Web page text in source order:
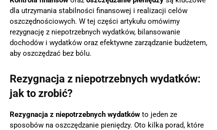
dla utrzymania stabilności finansowej i realizacji celów
oszczędnościowych. W tej części artykułu omówimy
rezygnację z niepotrzebnych wydatków, bilansowanie
dochodów i wydatków oraz efektywne zarządzanie budżetem,
aby oszczędzać bez bólu.
Rezygnacja z niepotrzebnych wydatków:
jak to zrobić?
Rezygnacja z niepotrzebnych wydatków to jeden ze
sposobów na oszczędzanie pieniędzy. Oto kilka porad, które